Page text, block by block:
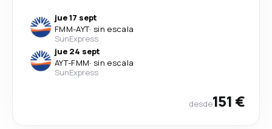
jue 17 sept
FMM-AYT· sin escala
SunExpress
jue 24 sept
AYT-FMM· sin escala
SunExpress
desde151 €